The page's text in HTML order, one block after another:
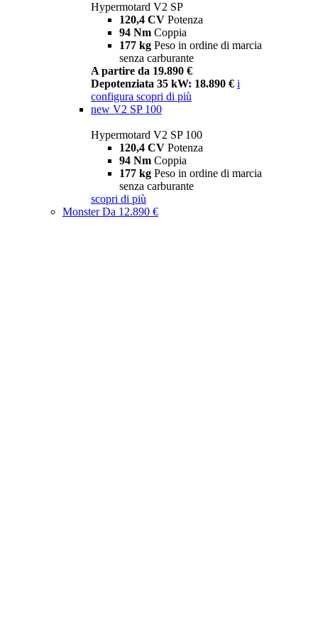
Hypermotard V2 SP
120,4 CV Potenza
94 Nm Coppia
177 kg Peso in ordine di marcia
senza carburante
A partire da 19.890 €
Depotenziata 35 kW: 18.890 € i
configura scopri di più
new V2 SP 100
Hypermotard V2 SP 100
120,4 CV Potenza
94 Nm Coppia
177 kg Peso in ordine di marcia
senza carburante
scopri di più
MonsterDa 12.890 €